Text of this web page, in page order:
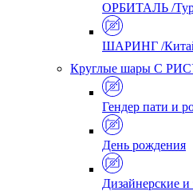
ОРБИТАЛЬ /
ШАРИНГ /
Круглые шары С
Гендер пати и
День рождения
Дизайнерские и